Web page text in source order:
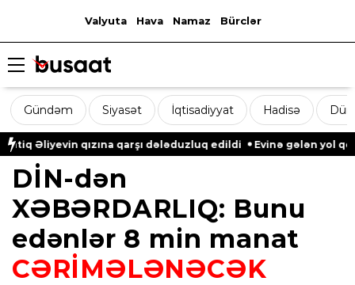
Valyuta Hava Namaz Bürclər
Gündəm Siyasət İqtisadiyyat Hadisə
Əliyevin qızına qarşı dələduzluq edildi Evinə gələn yol
DİN-dən
XƏBƏRDARLIQ: Bunu
edənlər 8 min manat
CƏRİMƏLƏNƏCƏK